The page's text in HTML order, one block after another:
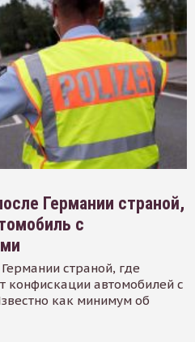
Германии страной,
с
страной, где
конфискации автомобилей с
как минимум об